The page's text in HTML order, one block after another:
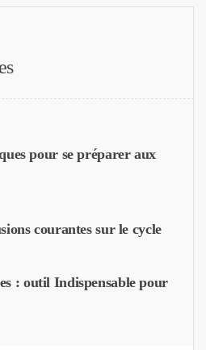
pour se préparer aux
courantes sur le cycle
: outil Indispensable pour